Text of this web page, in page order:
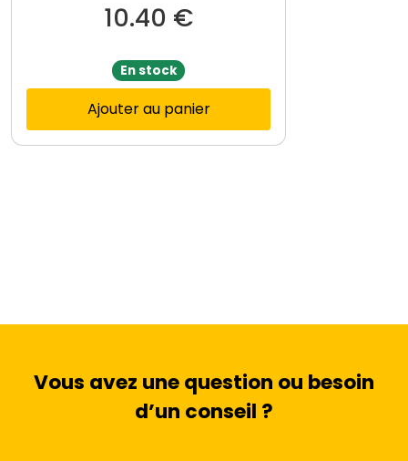
10.40 €
En stock
Ajouter au panier
Vous avez une question ou besoin
d’un conseil ?